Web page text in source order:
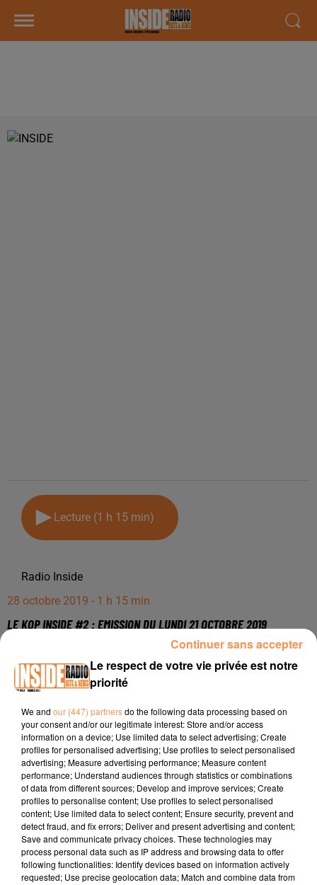
Lecture (1 h 15 min)
Radio Inside
28 octobre 2019 - 1 h 15 min
LE KOP INSIDE #2 : EMISSION DU LUNDI 21 OCTOBRE 2019
LE KOP INSIDE #2 : ÉMISSION DU LUNDI 21 OCTOBRE
2019
Laurent Poublan, co-fondateur du Trampoline Park -
Positive Jump à Pau.
Virginie Kolanowski, participante du marathon de
Chicago.
Le respect de votre vie privée est notre
priorité
We and our (447) partnersdo the following data processing based on
your consent and/or our legitimate interest: Store and/or access
information on a device; Use limited data to select advertising; Create
profiles for personalised advertising; Use profiles to select personalised
advertising; Measure advertising performance; Measure content
performance; Understand audiences through statistics or combinations
of data from different sources; Develop and improve services; Create
profiles to personalise content; Use profiles to select personalised
content; Use limited data to select content; Ensure security, prevent and
detect fraud, and fix errors; Deliver and present advertising and content;
Save and communicate privacy choices. These technologies may
process personal data such as IP address and browsing data to offer
following functionalities: Identify devices based on information actively
requested; Use precise geolocation data; Match and combine data from
Continuer sans accepter